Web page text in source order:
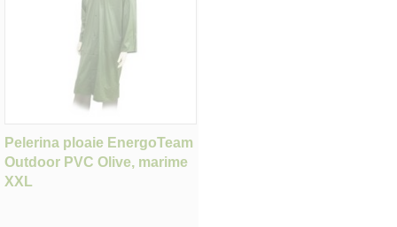
Pelerina ploaie EnergoTeam
Outdoor PVC Olive, marime
XXL